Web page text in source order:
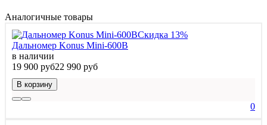
Аналогичные товары
Скидка 13%
Дальномер Konus Mini-600B
в наличии
19 900 руб22 990 руб
В корзину
0